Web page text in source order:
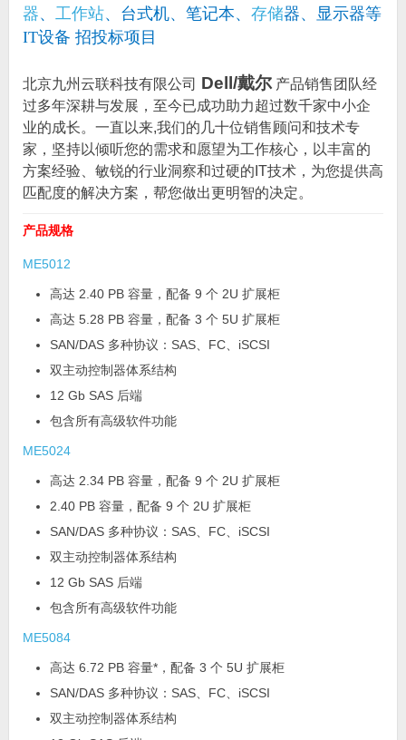
器、 工作站、台式机、笔记本、 存储器、显示器等
IT设备 招投标项目
北京九州云联科技有限公司 Dell/戴尔 产品销售团队经
过多年深耕与发展，至今已成功助力超过数千家中小企
业的成长。一直以来,我们的几十位销售顾问和技术专
家，坚持以倾听您的需求和愿望为工作核心，以丰富的
方案经验、敏锐的行业洞察和过硬的IT技术，为您提供高
匹配度的解决方案，帮您做出更明智的决定。
产品规格
ME5012
高达 2.40 PB 容量，配备 9 个 2U 扩展柜
高达 5.28 PB 容量，配备 3 个 5U 扩展柜
SAN/DAS 多种协议：SAS、FC、iSCSI
双主动控制器体系结构
12 Gb SAS 后端
包含所有高级软件功能
ME5024
高达 2.34 PB 容量，配备 9 个 2U 扩展柜
2.40 PB 容量，配备 9 个 2U 扩展柜
SAN/DAS 多种协议：SAS、FC、iSCSI
双主动控制器体系结构
12 Gb SAS 后端
包含所有高级软件功能
ME5084
高达 6.72 PB 容量*，配备 3 个 5U 扩展柜
SAN/DAS 多种协议：SAS、FC、iSCSI
双主动控制器体系结构